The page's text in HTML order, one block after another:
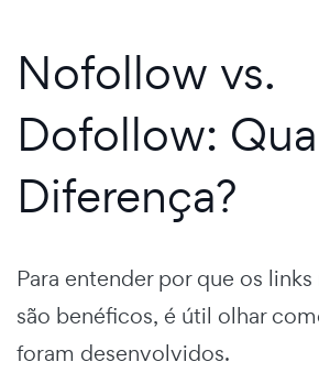
Nofollow vs.
Dofollow:
Diferença?
Para entender por que os
são benéficos, é útil olhar
foram desenvolvidos.